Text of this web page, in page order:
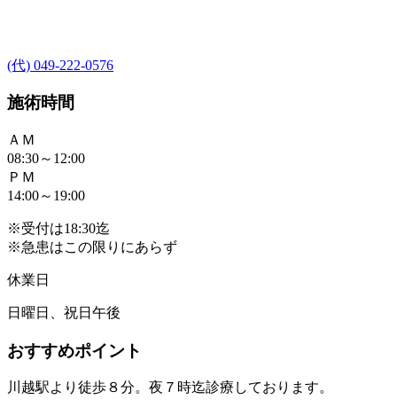
(代) 049-222-0576
施術時間
ＡＭ
08:30～12:00
ＰＭ
14:00～19:00
※受付は18:30迄
※急患はこの限りにあらず
休業日
日曜日、祝日午後
おすすめポイント
川越駅より徒歩８分。夜７時迄診療しております。